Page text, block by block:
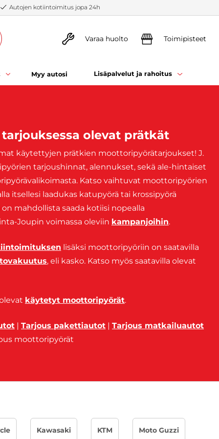
Autojen kotiintoimitus jopa 24h
Varaa huolto Toimipisteet
Myy autosi Lisäpalvelut ja rahoitus
olevat prätkät
käytettyjen prätkien moottoripyörätarjoukset! J.
tarjoushinnat, alennukset, sekä ale-hintaiset
Katso vaihtuvat moottoripyörien
itsellesi laadukas katupyörä tai krossipyörä
mahdollista saada kotiisi nopealla
Joupin voimassa oleviin kampanjoihin.
lisäksi moottoripyöriin on saatavilla
, eli kasko. Katso myös saatavilla olevat
käytetyt moottoripyörät.
| Tarjous pakettiautot | Tarjous matkailuautot
moottoripyörät
Kawasaki KTM Moto Guzzi